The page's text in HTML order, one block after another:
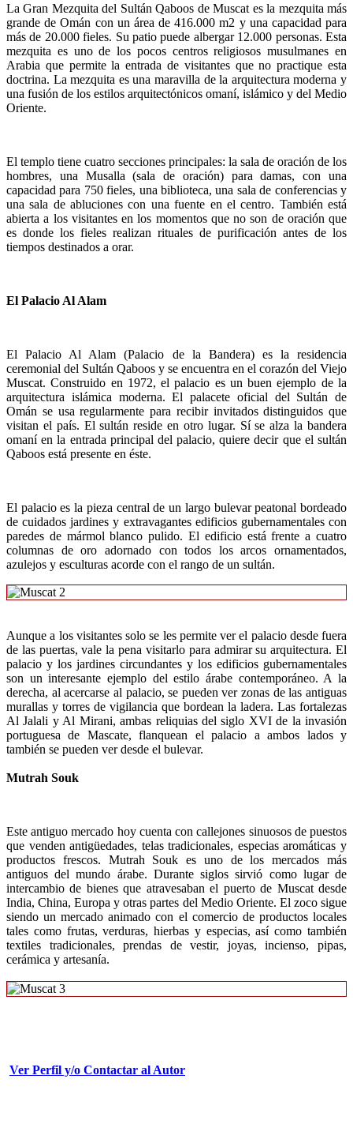
La Gran Mezquita del Sultán Qaboos de Muscat es la mezquita más
grande de Omán con un área de 416.000 m2 y una capacidad para
más de 20.000 fieles. Su patio puede albergar 12.000 personas. Esta
mezquita es uno de los pocos centros religiosos musulmanes en
Arabia que permite la entrada de visitantes que no practique esta
doctrina. La mezquita es una maravilla de la arquitectura moderna y
una fusión de los estilos arquitectónicos omaní, islámico y del Medio
Oriente.
El templo tiene cuatro secciones principales: la sala de oración de los
hombres, una Musalla (sala de oración) para damas, con una
capacidad para 750 fieles, una biblioteca, una sala de conferencias y
una sala de abluciones con una fuente en el centro. También está
abierta a los visitantes en los momentos que no son de oración que
es donde los fieles realizan rituales de purificación antes de los
tiempos destinados a orar.
El Palacio Al Alam
El Palacio Al Alam (Palacio de la Bandera) es la residencia
ceremonial del Sultán Qaboos y se encuentra en el corazón del Viejo
Muscat. Construido en 1972, el palacio es un buen ejemplo de la
arquitectura islámica moderna. El palacete oficial del Sultán de
Omán se usa regularmente para recibir invitados distinguidos que
visitan el país. El sultán reside en otro lugar. Sí se alza la bandera
omaní en la entrada principal del palacio, quiere decir que el sultán
Qaboos está presente en éste.
El palacio es la pieza central de un largo bulevar peatonal bordeado
de cuidados jardines y extravagantes edificios gubernamentales con
paredes de mármol blanco pulido. El edificio está frente a cuatro
columnas de oro adornado con todos los arcos ornamentados,
azulejos y esculturas acorde con el rango de un sultán.
Aunque a los visitantes solo se les permite ver el palacio desde fuera
de las puertas, vale la pena visitarlo para admirar su arquitectura. El
palacio y los jardines circundantes y los edificios gubernamentales
son un interesante ejemplo del estilo árabe contemporáneo. A la
derecha, al acercarse al palacio, se pueden ver zonas de las antiguas
murallas y torres de vigilancia que bordean la ladera. Las fortalezas
Al Jalali y Al Mirani, ambas reliquias del siglo XVI de la invasión
portuguesa de Mascate, flanquean el palacio a ambos lados y
también se pueden ver desde el bulevar.
Mutrah Souk
Este antiguo mercado hoy cuenta con callejones sinuosos de puestos
que venden antigüedades, telas tradicionales, especias aromáticas y
productos frescos. Mutrah Souk es uno de los mercados más
antiguos del mundo árabe. Durante siglos sirvió como lugar de
intercambio de bienes que atravesaban el puerto de Muscat desde
India, China, Europa y otras partes del Medio Oriente. El zoco sigue
siendo un mercado animado con el comercio de productos locales
tales como frutas, verduras, hierbas y especias, así como también
textiles tradicionales, prendas de vestir, joyas, incienso, pipas,
cerámica y artesanía.
Ver Perfil y/o Contactar al Autor